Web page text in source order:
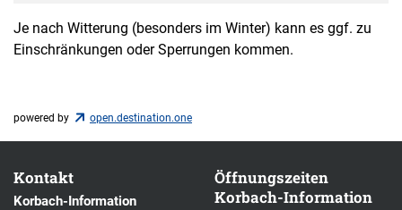
Je nach Witterung (besonders im Winter) kann es ggf. zu
Einschränkungen oder Sperrungen kommen.
powered by open.destination.one
Kontakt
Korbach-Information
Öffnungszeiten
Korbach-Information